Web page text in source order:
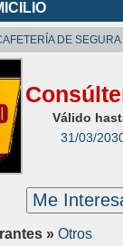
DE SEGURA
Válido
31/03/
Me
» Otros